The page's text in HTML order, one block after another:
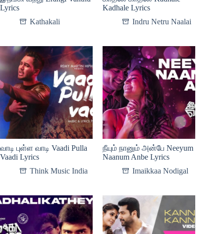
Lyrics
Kathakali
Kadhale Lyrics
Indru Netru Naalai
வாடி புள்ள வாடி Vaadi Pulla
Vaadi Lyrics
Think Music India
நீயும் நானும் அன்பே Neeyum
Naanum Anbe Lyrics
Imaikkaa Nodigal